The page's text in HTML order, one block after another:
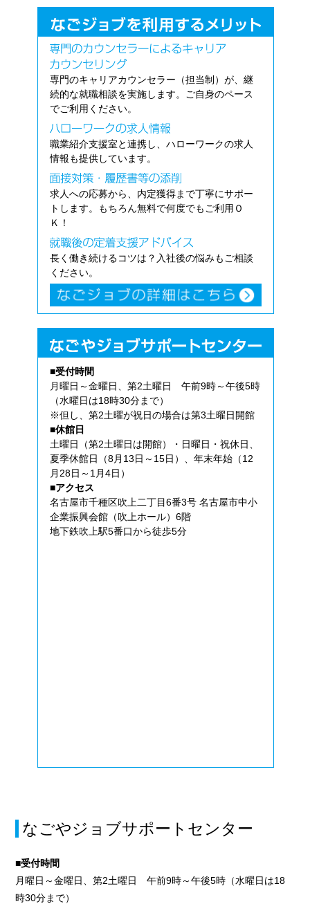
専門のキャリアカウンセラー（担当制）が、継
続的な就職相談を実施します。ご自身のペース
でご利用ください。
職業紹介支援室と連携し、ハローワークの求人
情報も提供しています。
求人への応募から、内定獲得まで丁寧にサポー
トします。もちろん無料で何度でもご利用Ｏ
Ｋ！
長く働き続けるコツは？入社後の悩みもご相談
ください。
■受付時間
月曜日～金曜日、第2土曜日 午前9時～午後5時
（水曜日は18時30分まで）
※但し、第2土曜が祝日の場合は第3土曜日開館
■休館日
土曜日（第2土曜日は開館）・日曜日・祝休日、
夏季休館日（8月13日～15日）、年末年始（12
月28日～1月4日）
■アクセス
名古屋市千種区吹上二丁目6番3号 名古屋市中小
企業振興会館（吹上ホール）6階
地下鉄吹上駅5番口から徒歩5分
なごやジョブサポートセンター
■受付時間
月曜日～金曜日、第2土曜日 午前9時～午後5時（水曜日は18
時30分まで）